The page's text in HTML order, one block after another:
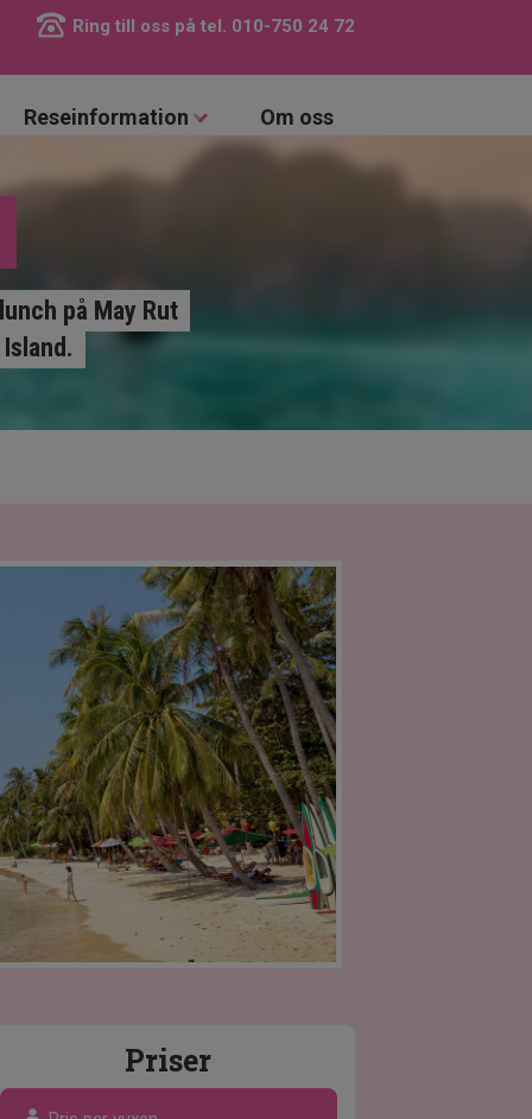
Ring till oss på tel. 010-750 24 72
Reseinformation Om oss
på May Rut
Priser